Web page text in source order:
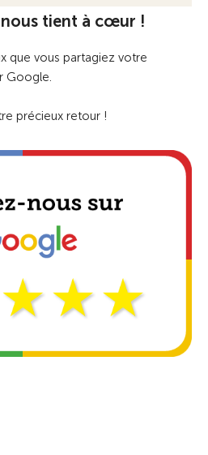
tient à cœur !
que vous partagiez votre
Google.
précieux retour !